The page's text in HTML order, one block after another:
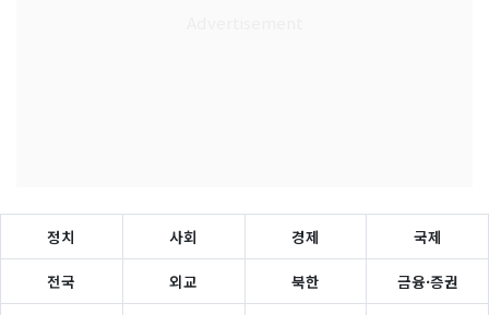
정치 사회 경제 국제
전국 외교 북한 금융·증권